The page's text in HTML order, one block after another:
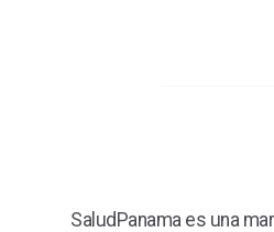
SaludPanama es una